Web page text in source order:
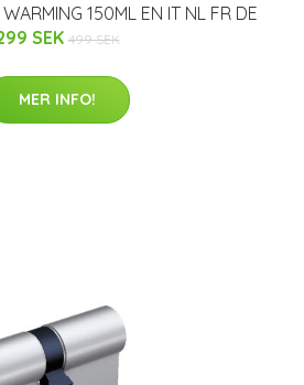
150ML EN IT NL FR DE
SEK 499 SEK
MER INFO!